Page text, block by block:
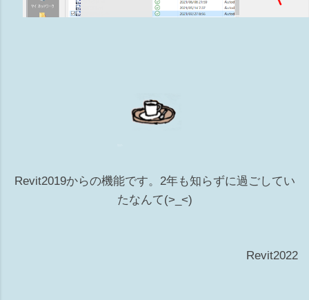
Revit2019からの機能です。2年も知らずに過ごしてい
たなんて(>_<)
Revit2022